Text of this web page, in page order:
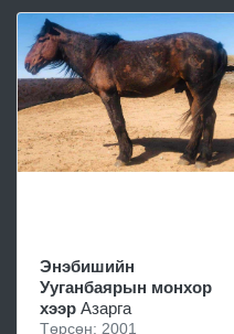
Энэбишийн
Ууганбаярын монхор
хээр Азарга
Төрсөн: 2001